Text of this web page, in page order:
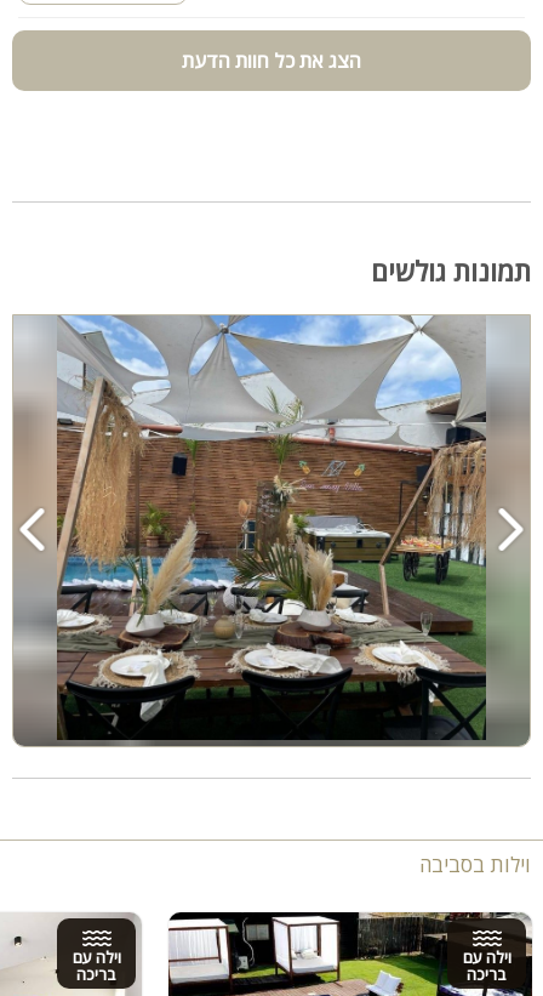
הצג את כל חוות הדעת
תמונות גולשים
וילות בסביבה
וילה עם
בריכה
וילה עם
בריכה